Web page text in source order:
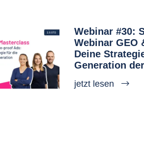
Webinar #30:
Webinar GEO
Deine
Generation
jetzt lesen